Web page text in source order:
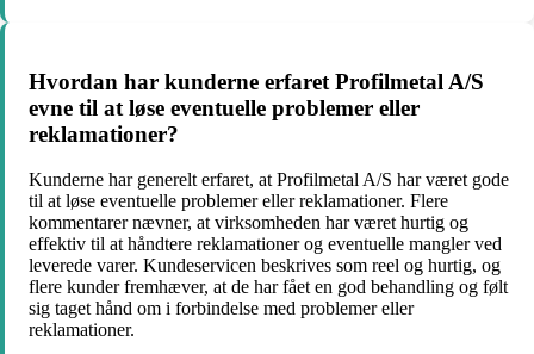
Hvordan har kunderne erfaret Profilmetal A/S
evne til at løse eventuelle problemer eller
reklamationer?
Kunderne har generelt erfaret, at Profilmetal A/S har været gode
til at løse eventuelle problemer eller reklamationer. Flere
kommentarer nævner, at virksomheden har været hurtig og
effektiv til at håndtere reklamationer og eventuelle mangler ved
leverede varer. Kundeservicen beskrives som reel og hurtig, og
flere kunder fremhæver, at de har fået en god behandling og følt
sig taget hånd om i forbindelse med problemer eller
reklamationer.